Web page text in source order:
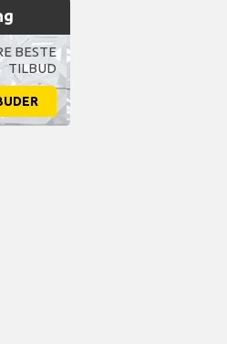
BESTE
TILBUD